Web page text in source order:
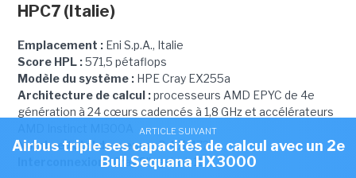
HPC7 (Italie)
Emplacement :Eni S.p.A., Italie
Score HPL :571,5 pétaflops
Modèle du système :HPE Cray EX255a
Architecture de calcul :processeurs AMD EPYC de 4e
génération à 24 cœurs cadencés à 1,8 GHz et accélérateurs
Nombre total de cœurs :3 461 472
Interconnexion :Cray Slingshot-11
ARTICLE SUIVANT
Airbus triple ses capacités de calcul avec un 2e
Bull Sequana HX3000